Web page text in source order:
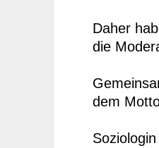
Daher
die
dem